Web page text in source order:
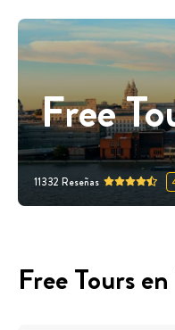
Free
11332 Reseñas
Free Tours